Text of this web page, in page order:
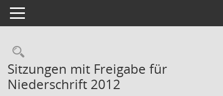
Toggle navigation
Sitzungen mit Freigabe für
Niederschrift 2012